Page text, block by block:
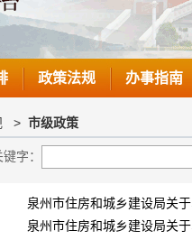
政策法规 办事指南
> 市级政策
键字：
泉州市住房和城乡建设局关
泉州市住房和城乡建设局关